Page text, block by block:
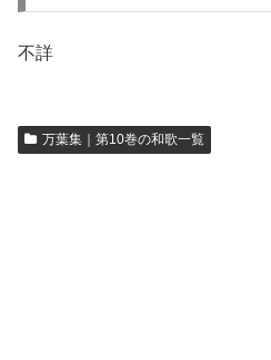
不詳
万葉集｜第10巻の和歌一覧